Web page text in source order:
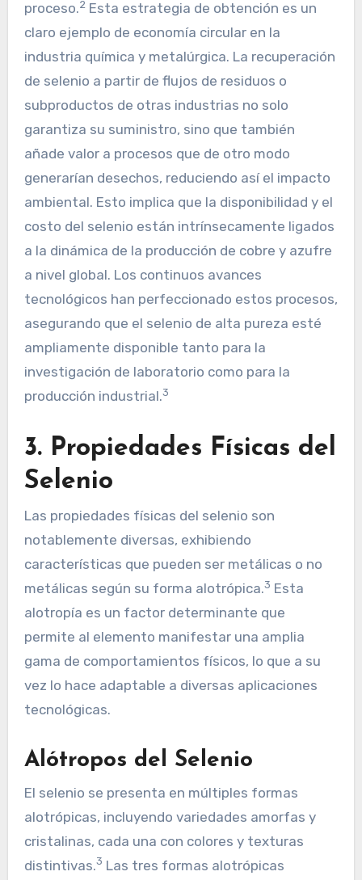
proceso.2Esta estrategia de obtención es un
claro ejemplo de economía circular en la
industria química y metalúrgica. La recuperación
de selenio a partir de flujos de residuos o
subproductos de otras industrias no solo
garantiza su suministro, sino que también
añade valor a procesos que de otro modo
generarían desechos, reduciendo así el impacto
ambiental. Esto implica que la disponibilidad y el
costo del selenio están intrínsecamente ligados
a la dinámica de la producción de cobre y azufre
a nivel global. Los continuos avances
tecnológicos han perfeccionado estos procesos,
asegurando que el selenio de alta pureza esté
ampliamente disponible tanto para la
investigación de laboratorio como para la
producción industrial.3
3. Propiedades Físicas del
Selenio
Las propiedades físicas del selenio son
notablemente diversas, exhibiendo
características que pueden ser metálicas o no
metálicas según su forma alotrópica.3 Esta
alotropía es un factor determinante que
permite al elemento manifestar una amplia
gama de comportamientos físicos, lo que a su
vez lo hace adaptable a diversas aplicaciones
tecnológicas.
Alótropos del Selenio
El selenio se presenta en múltiples formas
alotrópicas, incluyendo variedades amorfas y
cristalinas, cada una con colores y texturas
distintivas.3 Las tres formas alotrópicas